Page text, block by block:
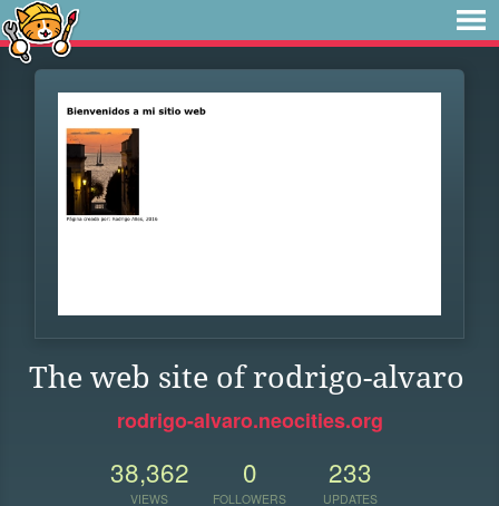
The web site of rodrigo-alvaro
rodrigo-alvaro.neocities.org
38,362
VIEWS
0
FOLLOWERS
233
UPDATES